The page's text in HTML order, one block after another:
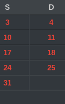
S
D
3
4
10
11
17
18
24
25
31